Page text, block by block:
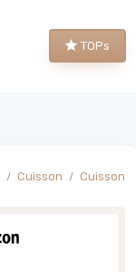
TOPs
Cuisson Cuisson